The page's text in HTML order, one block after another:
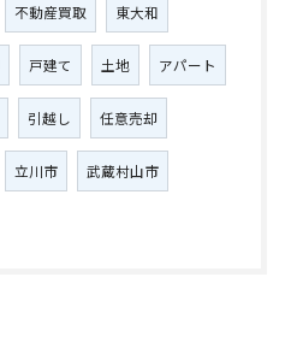
不動産買取 東大和
戸建て 土地 アパート
引越し 任意売却
立川市 武蔵村山市